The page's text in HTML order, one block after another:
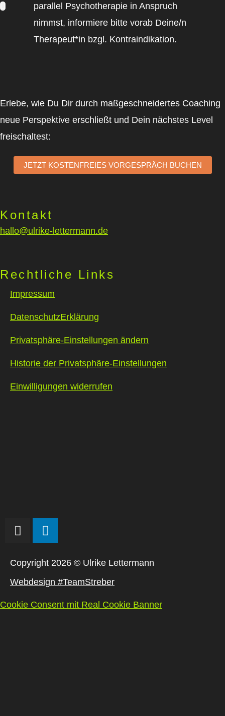
parallel Psychotherapie in Anspruch
nimmst, informiere bitte vorab Deine/n
Therapeut*in bzgl. Kontraindikation.
Erlebe, wie Du Dir durch maßgeschneidertes Coaching
neue Perspektive erschließt und Dein nächstes Level
freischaltest:
JETZT KOSTENFREIES VORGESPRÄCH BUCHEN
Kontakt
hallo@ulrike-lettermann.de
Rechtliche Links
Impressum
DatenschutzErklärung
Privatsphäre-Einstellungen ändern
Historie der Privatsphäre-Einstellungen
Einwilligungen widerrufen
I
n
t
g
r
a
L
i
k
d
i
n
Copyright 2026 © Ulrike Lettermann
Webdesign #TeamStreber
Cookie Consent mit Real Cookie Banner